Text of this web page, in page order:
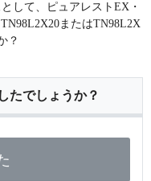
して、ピュアレストEX・
またはTN98L2X
？
たでしょうか？